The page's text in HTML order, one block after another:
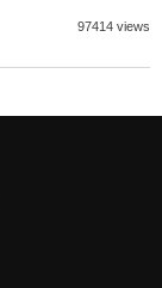
97414 views